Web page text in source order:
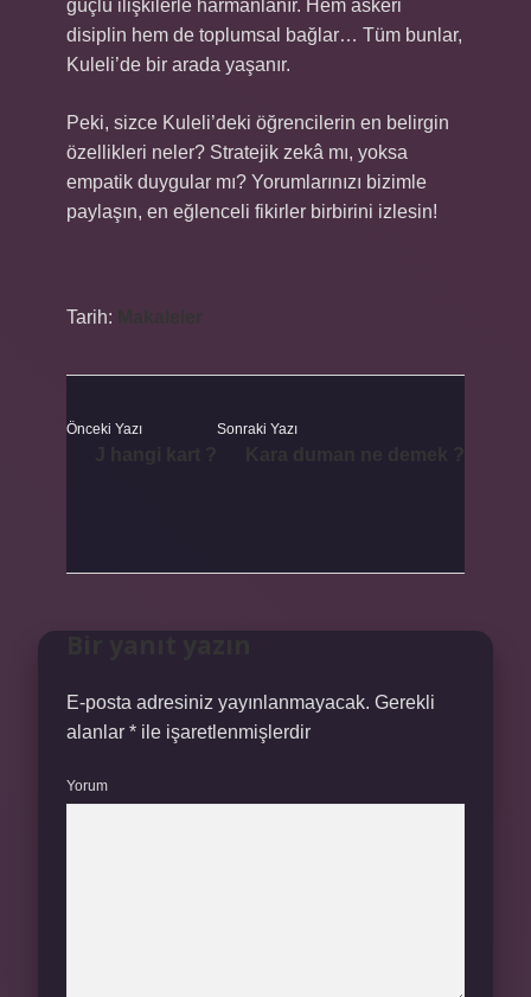
güçlü ilişkilerle harmanlanır. Hem askeri
disiplin hem de toplumsal bağlar… Tüm bunlar,
Kuleli’de bir arada yaşanır.
Peki, sizce Kuleli’deki öğrencilerin en belirgin
özellikleri neler? Stratejik zekâ mı, yoksa
empatik duygular mı? Yorumlarınızı bizimle
paylaşın, en eğlenceli fikirler birbirini izlesin!
Tarih:
Önceki Yazı Sonraki Yazı
E-posta adresiniz yayınlanmayacak. Gerekli
alanlar * ile işaretlenmişlerdir
Yorum